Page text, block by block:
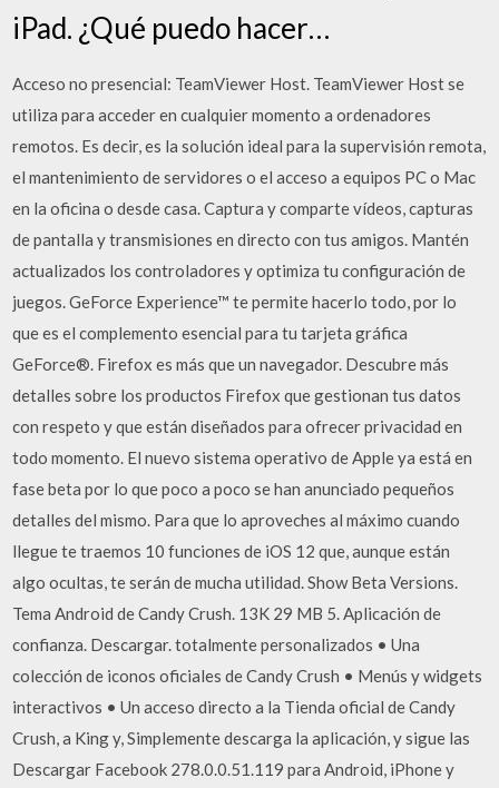
iPad. ¿Qué puedo hacer…
Acceso no presencial: TeamViewer Host. TeamViewer Host se
utiliza para acceder en cualquier momento a ordenadores
remotos. Es decir, es la solución ideal para la supervisión remota,
el mantenimiento de servidores o el acceso a equipos PC o Mac
en la oficina o desde casa. Captura y comparte vídeos, capturas
de pantalla y transmisiones en directo con tus amigos. Mantén
actualizados los controladores y optimiza tu configuración de
juegos. GeForce Experience™ te permite hacerlo todo, por lo
que es el complemento esencial para tu tarjeta gráfica
GeForce®. Firefox es más que un navegador. Descubre más
detalles sobre los productos Firefox que gestionan tus datos
con respeto y que están diseñados para ofrecer privacidad en
todo momento. El nuevo sistema operativo de Apple ya está en
fase beta por lo que poco a poco se han anunciado pequeños
detalles del mismo. Para que lo aproveches al máximo cuando
llegue te traemos 10 funciones de iOS 12 que, aunque están
algo ocultas, te serán de mucha utilidad. Show Beta Versions.
Tema Android de Candy Crush. 13K 29 MB 5. Aplicación de
confianza. Descargar. totalmente personalizados • Una
colección de iconos oficiales de Candy Crush • Menús y widgets
interactivos • Un acceso directo a la Tienda oficial de Candy
Crush, a King y, Simplemente descarga la aplicación, y sigue las
Descargar Facebook 278.0.0.51.119 para Android, iPhone y